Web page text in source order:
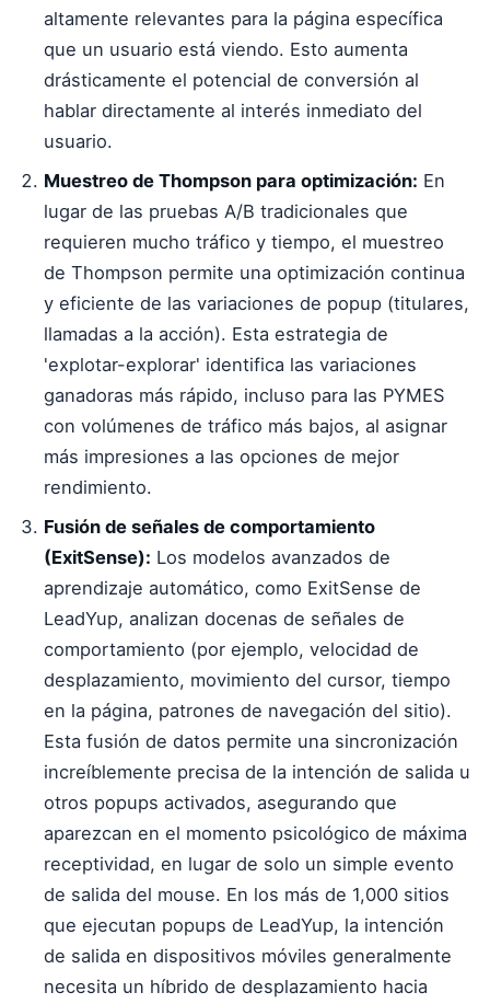
altamente relevantes para la página específica
que un usuario está viendo. Esto aumenta
drásticamente el potencial de conversión al
hablar directamente al interés inmediato del
usuario.
Muestreo de Thompson para optimización: En
lugar de las pruebas A/B tradicionales que
requieren mucho tráfico y tiempo, el muestreo
de Thompson permite una optimización continua
y eficiente de las variaciones de popup (titulares,
llamadas a la acción). Esta estrategia de
'explotar-explorar' identifica las variaciones
ganadoras más rápido, incluso para las PYMES
con volúmenes de tráfico más bajos, al asignar
más impresiones a las opciones de mejor
rendimiento.
Fusión de señales de comportamiento
(ExitSense): Los modelos avanzados de
aprendizaje automático, como ExitSense de
LeadYup, analizan docenas de señales de
comportamiento (por ejemplo, velocidad de
desplazamiento, movimiento del cursor, tiempo
en la página, patrones de navegación del sitio).
Esta fusión de datos permite una sincronización
increíblemente precisa de la intención de salida u
otros popups activados, asegurando que
aparezcan en el momento psicológico de máxima
receptividad, en lugar de solo un simple evento
de salida del mouse. En los más de 1,000 sitios
que ejecutan popups de LeadYup, la intención
de salida en dispositivos móviles generalmente
necesita un híbrido de desplazamiento hacia